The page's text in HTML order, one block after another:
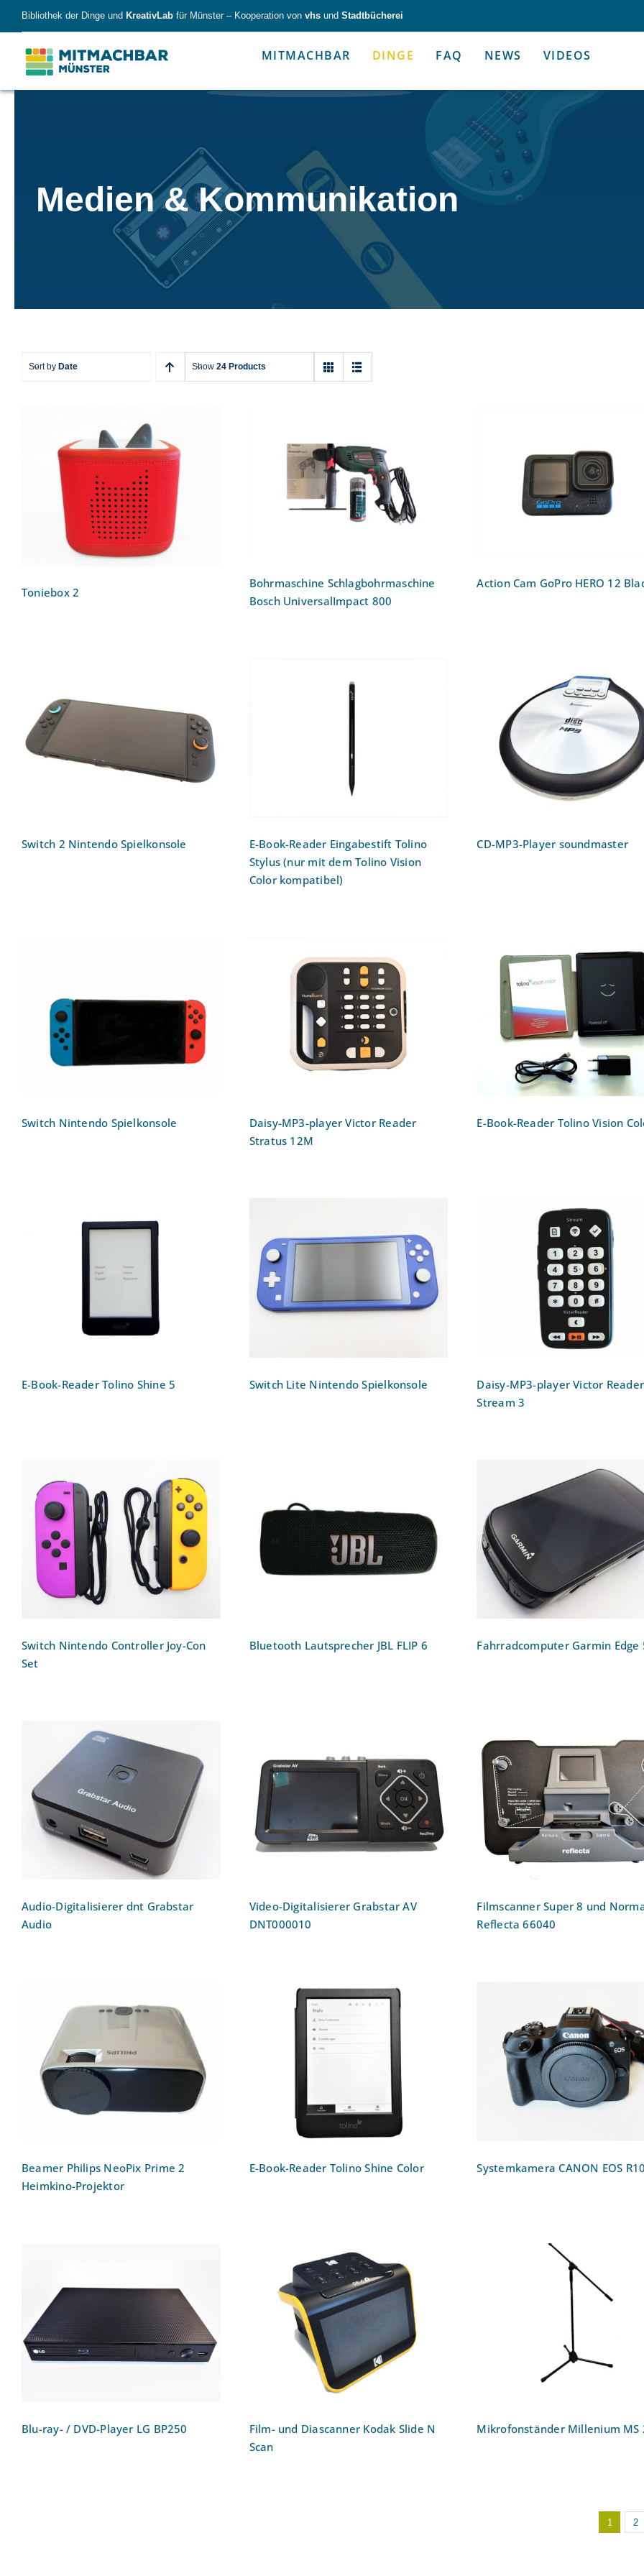
content
Bibliothek der Dinge und KreativLab für Münster – Kooperation von vhs und Stadtbücherei
MITMACHBAR DINGE
Forschen
Alles für kleine & große Entdecker.
Werkzeug & Alltagshelfer
Werkzeug & Altagshelfer
Nimm die Dinge selbst in die Hand.
Medien &
Kommunikative Gimmicks &
FAQ NEWS VIDEOS
Medien & Kommunikation
Sort by Date Show 24 Products
Toniebox 2
Toniebox 2
Bohrmaschine
Schlagbohrmaschine Bosch
UniversalImpact 800
Bohrmaschine Schlagbohrmaschine
Bosch UniversalImpact 800
Action Cam GoPro
12 Black
Action Cam GoPro HERO 12
Switch 2 Nintendo Spielkonsole
kompatibel)
E-Book-Reader Eingabestift Tolino
Stylus (nur mit dem Tolino Vision
Color kompatibel)
CD-MP3-Player
CD-MP3-Player soundmaster
Switch Nintendo Spielkonsole
Daisy-MP3-player Victor
Reader Stratus 12M
Daisy-MP3-player Victor Reader
Stratus 12M
E-Book-Reader Tolino
Vision Color
E-Book-Reader Tolino Vision
E-Book-Reader Tolino Shine
E-Book-Reader Tolino Shine 5
Switch Lite Nintendo
Switch Lite Nintendo Spielkonsole
Daisy-MP3-player
Reader Stream 3
Daisy-MP3-player Victor Reader
Stream 3
Switch Nintendo Controller
Joy-Con Set
Switch Nintendo Controller Joy-Con
Set
Bluetooth Lautsprecher JBL
FLIP 6
Bluetooth Lautsprecher JBL FLIP 6
Fahrradcomputer
Fahrradcomputer Garmin Edge
Audio-Digitalisierer dnt
Grabstar Audio
Audio-Digitalisierer dnt Grabstar
Audio
Video-Digitalisierer Grabstar
AV DNT000010
Video-Digitalisierer Grabstar AV
DNT000010
Filmscanner Super 8
Normal 8 Reflecta
Filmscanner Super 8 und
Reflecta 66040
Beamer Philips NeoPix
Prime 2 Heimkino-Projektor
Beamer Philips NeoPix Prime 2
Heimkino-Projektor
E-Book-Reader Tolino Shine
E-Book-Reader Tolino Shine Color
Systemkamera CANON
EOS R100
Systemkamera CANON EOS
Blu-ray- / DVD-Player LG
BP250
Blu-ray- / DVD-Player LG BP250
Film- und Diascanner Kodak
Slide N Scan
Film- und Diascanner Kodak Slide N
Scan
Mikrofonständer
MS 2014
Mikrofonständer Millenium MS
1 2